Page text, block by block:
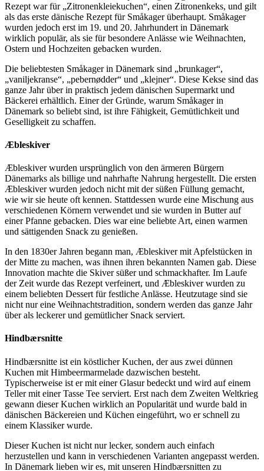
Rezept war für „Zitronenkleiekuchen“, einen Zitronenkeks, und gilt
als das erste dänische Rezept für Småkager überhaupt. Småkager
wurden jedoch erst im 19. und 20. Jahrhundert in Dänemark
wirklich populär, als sie für besondere Anlässe wie Weihnachten,
Ostern und Hochzeiten gebacken wurden.
Die beliebtesten Småkager in Dänemark sind „brunkager“,
„vaniljekranse“, „pebernødder“ und „klejner“. Diese Kekse sind das
ganze Jahr über in praktisch jedem dänischen Supermarkt und
Bäckerei erhältlich. Einer der Gründe, warum Småkager in
Dänemark so beliebt sind, ist ihre Fähigkeit, Gemütlichkeit und
Geselligkeit zu schaffen.
Æbleskiver
Æbleskiver wurden ursprünglich von den ärmeren Bürgern
Dänemarks als billige und nahrhafte Nahrung hergestellt. Die ersten
Æbleskiver wurden jedoch nicht mit der süßen Füllung gemacht,
wie wir sie heute oft kennen. Stattdessen wurde eine Mischung aus
verschiedenen Körnern verwendet und sie wurden in Butter auf
einer Pfanne gebacken. Dies war eine beliebte Art, einen warmen
und sättigenden Snack zu genießen.
In den 1830er Jahren begann man, Æbleskiver mit Apfelstücken in
der Mitte zu machen, was ihnen ihren bekannten Namen gab. Diese
Innovation machte die Skiver süßer und schmackhafter. Im Laufe
der Zeit wurde das Rezept verfeinert, und Æbleskiver wurden zu
einem beliebten Dessert für festliche Anlässe. Heutzutage sind sie
nicht nur eine Weihnachtstradition, sondern werden das ganze Jahr
über als leckerer und gemütlicher Snack serviert.
Hindbærsnitte
Hindbærsnitte ist ein köstlicher Kuchen, der aus zwei dünnen
Kuchen mit Himbeermarmelade dazwischen besteht.
Typischerweise ist er mit einer Glasur bedeckt und wird auf einem
Teller mit einer Tasse Tee serviert. Erst nach dem Zweiten Weltkrieg
gewann dieser Kuchen wirklich an Popularität und wurde bald in
dänischen Bäckereien und Küchen eingeführt, wo er schnell zu
einem Klassiker wurde.
Dieser Kuchen ist nicht nur lecker, sondern auch einfach
herzustellen und kann in verschiedenen Varianten angepasst werden.
In Dänemark lieben wir es, mit unseren Hindbærsnitten zu